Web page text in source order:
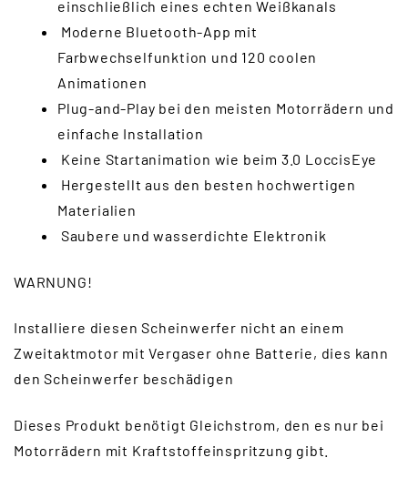
einschließlich eines echten Weißkanals
Moderne Bluetooth-App mit
Farbwechselfunktion und 120 coolen
Animationen
Plug-and-Play bei den meisten Motorrädern und
einfache Installation
Keine Startanimation wie beim 3.0 LoccisEye
Hergestellt aus den besten hochwertigen
Materialien
Saubere und wasserdichte Elektronik
WARNUNG!
Installiere diesen Scheinwerfer nicht an einem
Zweitaktmotor mit Vergaser ohne Batterie, dies kann
den Scheinwerfer beschädigen
Dieses Produkt benötigt Gleichstrom, den es nur bei
Motorrädern mit Kraftstoffeinspritzung gibt.